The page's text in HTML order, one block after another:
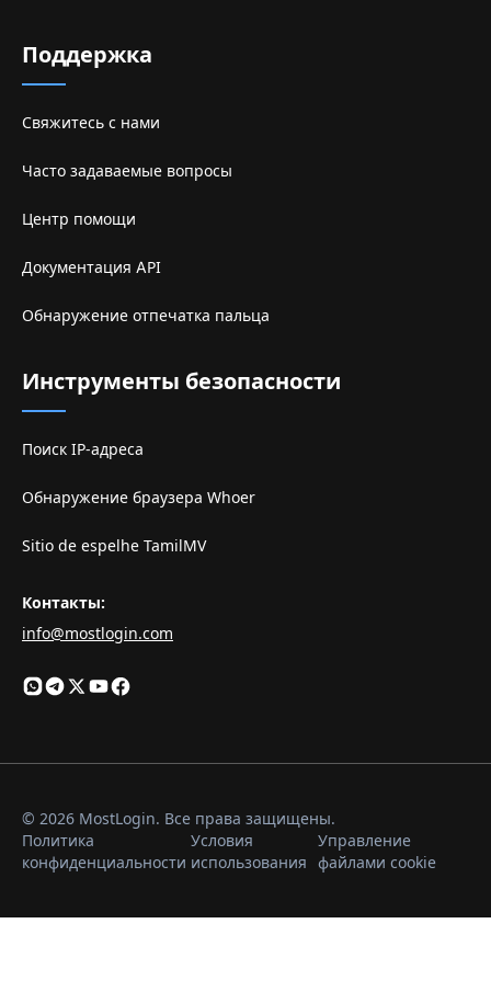
Поддержка
Свяжитесь с нами
Часто задаваемые вопросы
Центр помощи
Документация API
Обнаружение отпечатка пальца
Инструменты безопасности
Поиск IP-адреса
Обнаружение браузера Whoer
Sitio de espelhe TamilMV
Контакты:
info@mostlogin.com
© 2026 MostLogin. Все права защищены.
Политика
конфиденциальности
Условия
использования
Управление
файлами cookie